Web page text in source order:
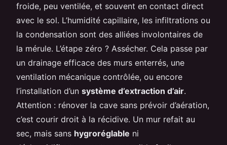
froide, peu ventilée, et souvent en contact direct
avec le sol. L’humidité capillaire, les infiltrations ou
la condensation sont des alliées involontaires de
la mérule. L’étape zéro ? Assécher. Cela passe par
un drainage efficace des murs enterrés, une
ventilation mécanique contrôlée, ou encore
l’installation d’un système d’extraction d’air.
Attention : rénover la cave sans prévoir d’aération,
c’est courir droit à la récidive. Un mur refait au
sec, mais sans hygroréglable ni